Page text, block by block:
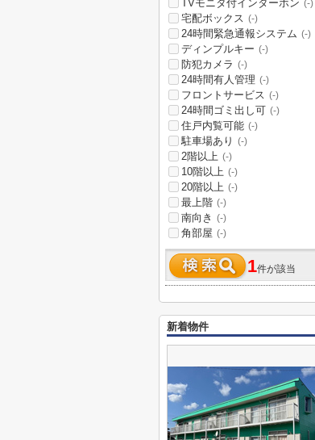
TVモニタ付インターホン (-)
宅配ボックス (-)
24時間緊急通報システム (-)
ディンプルキー (-)
防犯カメラ (-)
24時間有人管理 (-)
フロントサービス (-)
24時間ゴミ出し可 (-)
住戸内覧可能 (-)
駐車場あり (-)
2階以上 (-)
10階以上 (-)
20階以上 (-)
最上階 (-)
南向き (-)
角部屋 (-)
1件が該当
新着物件